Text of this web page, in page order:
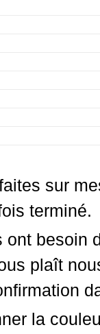
sur
terminé.
ont besoin
plaît
la